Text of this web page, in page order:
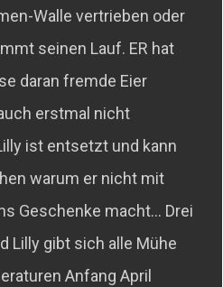
Walle vertrieben oder
seinen Lauf. ER hat
daran fremde Eier
erstmal nicht
ist entsetzt und kann
warum er nicht mit
Geschenke macht… Drei
Lilly gibt sich alle Mühe
Anfang April